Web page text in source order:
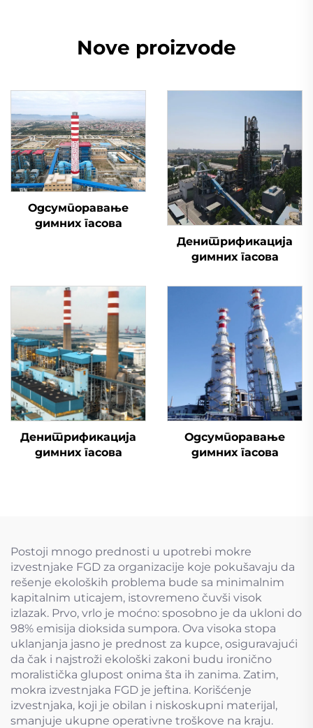
Nove proizvode
Одсумпоравање
димних гасова
Денитрификација
димних гасова
Денитрификација
димних гасова
Одсумпоравање
димних гасова
Postoji mnogo prednosti u upotrebi mokre
izvestnjake FGD za organizacije koje pokušavaju da
rešenje ekoloških problema bude sa minimalnim
kapitalnim uticajem, istovremeno čuvši visok
izlazak. Prvo, vrlo je moćno: sposobno je da ukloni do
98% emisija dioksida sumpora. Ova visoka stopa
uklanjanja jasno je prednost za kupce, osiguravajući
da čak i najstroži ekološki zakoni budu ironično
moralistička glupost onima šta ih zanima. Zatim,
mokra izvestnjaka FGD je jeftina. Korišćenje
izvestnjaka, koji je obilan i niskoskupni materijal,
smanjuje ukupne operativne troškove na kraju.